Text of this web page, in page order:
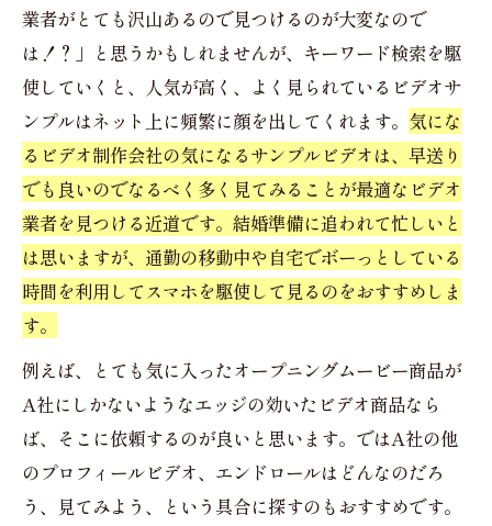
業者がとても沢山あるので見つけるのが大変なので
は！？」と思うかもしれませんが、キーワード検索を駆
使していくと、人気が高く、よく見られているビデオサ
ンプルはネット上に頻繁に顔を出してくれます。 気にな
るビデオ制作会社の気になるサンプルビデオは、早送り
でも良いのでなるべく多く見てみることが最適なビデオ
業者を見つける近道です。結婚準備に追われて忙しいと
は思いますが、通勤の移動中や自宅でボーっとしている
時間を利用してスマホを駆使して見るのをおすすめしま
す。
例えば、とても気に入ったオープニングムービー商品が
A社にしかないようなエッジの効いたビデオ商品なら
ば、そこに依頼するのが良いと思います。ではA社の他
のプロフィールビデオ、エンドロールはどんなのだろ
う、見てみよう、という具合に探すのもおすすめです。